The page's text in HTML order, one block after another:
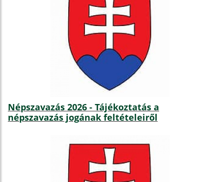
Népszavazás 2026 - Tájékoztatás a
népszavazás jogának feltételeiről